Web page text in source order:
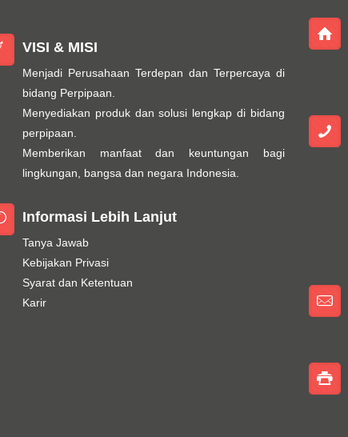
VISI & MISI
Menjadi Perusahaan Terdepan dan Terpercaya di
bidang Perpipaan.
Menyediakan produk dan solusi lengkap di bidang
perpipaan.
Memberikan manfaat dan keuntungan bagi
lingkungan, bangsa dan negara Indonesia.
Informasi Lebih Lanjut
Tanya Jawab
Kebijakan Privasi
Syarat dan Ketentuan
Karir